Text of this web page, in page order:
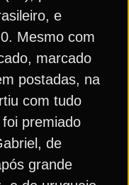
e
Mesmo com
marcado
postadas, na
com tudo
premiado
de
grande